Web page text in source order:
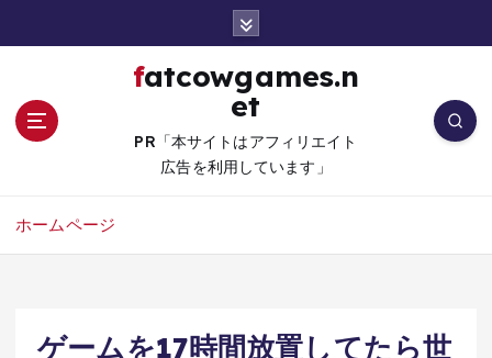
fatcowgames.n
et
PR「本サイトはアフィリエイト
広告を利用しています」
ホームページ
ゲームを17時間放置してたら世